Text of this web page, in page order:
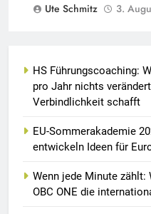
Ute Schmitz
3.
HS Führungscoaching:
pro Jahr nichts
Verbindlichkeit schafft
EU-Sommerakademie
entwickeln Ideen für
Wenn jede Minute zählt:
OBC ONE die